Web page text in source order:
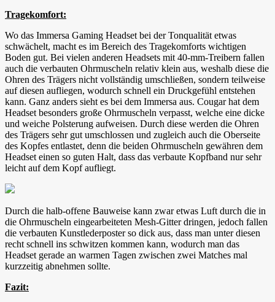
Tragekomfort:
Wo das Immersa Gaming Headset bei der Tonqualität etwas
schwächelt, macht es im Bereich des Tragekomforts wichtigen
Boden gut. Bei vielen anderen Headsets mit 40-mm-Treibern fallen
auch die verbauten Ohrmuscheln relativ klein aus, weshalb diese die
Ohren des Trägers nicht vollständig umschließen, sondern teilweise
auf diesen aufliegen, wodurch schnell ein Druckgefühl entstehen
kann. Ganz anders sieht es bei dem Immersa aus. Cougar hat dem
Headset besonders große Ohrmuscheln verpasst, welche eine dicke
und weiche Polsterung aufweisen. Durch diese werden die Ohren
des Trägers sehr gut umschlossen und zugleich auch die Oberseite
des Kopfes entlastet, denn die beiden Ohrmuscheln gewähren dem
Headset einen so guten Halt, dass das verbaute Kopfband nur sehr
leicht auf dem Kopf aufliegt.
Durch die halb-offene Bauweise kann zwar etwas Luft durch die in
die Ohrmuscheln eingearbeiteten Mesh-Gitter dringen, jedoch fallen
die verbauten Kunstlederposter so dick aus, dass man unter diesen
recht schnell ins schwitzen kommen kann, wodurch man das
Headset gerade an warmen Tagen zwischen zwei Matches mal
kurzzeitig abnehmen sollte.
Fazit: